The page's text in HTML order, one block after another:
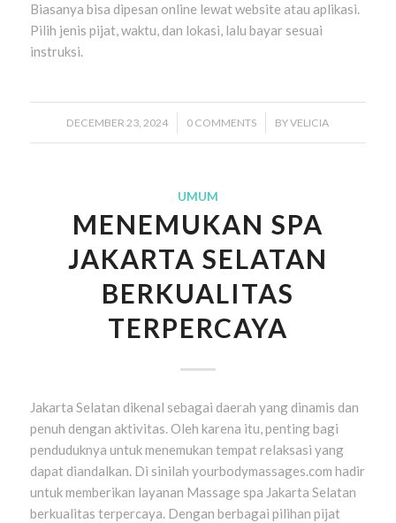
Biasanya bisa dipesan online lewat website atau aplikasi.
Pilih jenis pijat, waktu, dan lokasi, lalu bayar sesuai
instruksi.
DECEMBER 23, 2024
/ 0 COMMENTS
/ BYVELICIA
UMUM
MENEMUKAN SPA
JAKARTA SELATAN
BERKUALITAS
TERPERCAYA
Jakarta Selatan dikenal sebagai daerah yang dinamis dan
penuh dengan aktivitas. Oleh karena itu, penting bagi
penduduknya untuk menemukan tempat relaksasi yang
dapat diandalkan. Di sinilah yourbodymassages.com hadir
untuk memberikan layanan Massage spa Jakarta Selatan
berkualitas terpercaya. Dengan berbagai pilihan pijat